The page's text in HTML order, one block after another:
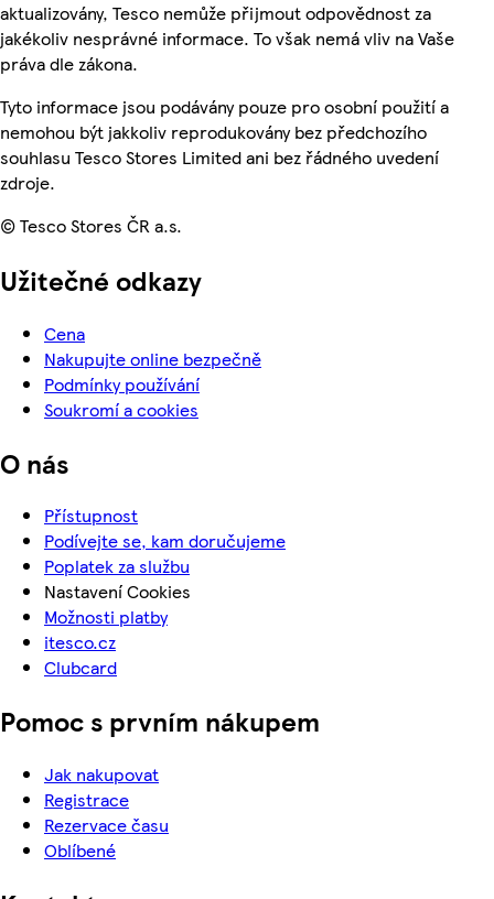
aktualizovány, Tesco nemůže přijmout odpovědnost za
jakékoliv nesprávné informace. To však nemá vliv na Vaše
práva dle zákona.
Tyto informace jsou podávány pouze pro osobní použití a
nemohou být jakkoliv reprodukovány bez předchozího
souhlasu Tesco Stores Limited ani bez řádného uvedení
zdroje.
© Tesco Stores ČR a.s.
Užitečné odkazy
Cena
Nakupujte online bezpečně
Podmínky používání
Soukromí a cookies
O nás
Přístupnost
Podívejte se, kam doručujeme
Poplatek za službu
Nastavení Cookies
Možnosti platby
itesco.cz
Clubcard
Pomoc s prvním nákupem
Jak nakupovat
Registrace
Rezervace času
Oblíbené